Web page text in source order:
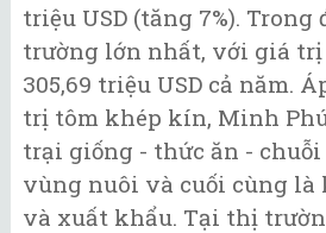
triệu USD (tăng 7%).
trường lớn nhất, với giá
305,69 triệu USD cả năm.
trị tôm khép kín, Minh
trại giống - thức ăn -
vùng nuôi và cuối cùng là
và xuất khẩu. Tại thị